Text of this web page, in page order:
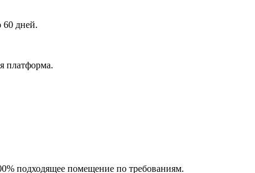
60 дней.
платформа.
подходящее помещение по требованиям.